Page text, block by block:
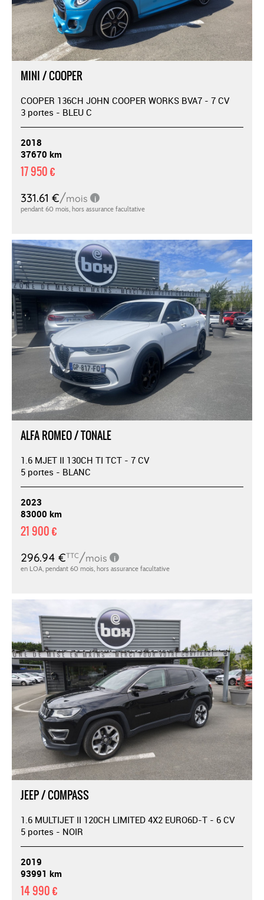
MINI / COOPER
COOPER 136CH JOHN COOPER WORKS BVA7 - 7 CV
3 portes - BLEU C
2018
37670 km
17 950 €
ALFA ROMEO / TONALE
1.6 MJET II 130CH TI TCT - 7 CV
5 portes - BLANC
2023
83000 km
21 900 €
JEEP / COMPASS
1.6 MULTIJET II 120CH LIMITED 4X2 EURO6D-T - 6 CV
5 portes - NOIR
2019
93991 km
14 990 €